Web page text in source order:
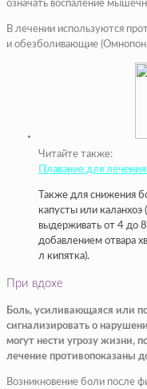
означать воспаление
В лечении используются
и обезболивающие
Читайте также:
Плавание для
Также для снижения
капусты или каланхоэ
выдерживать от 4 до
добавлением отвара
л кипятка).
При вдохе
Боль, усиливающаяся или
сигнализировать о
могут нести угрозу жизни,
лечение противопоказаны
Возникновение боли после